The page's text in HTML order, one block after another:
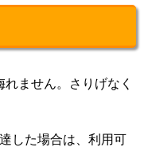
ません。さりげなく
した場合は、利用可